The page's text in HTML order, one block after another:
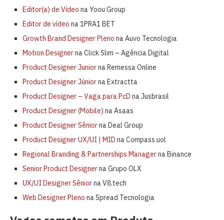
Editor(a) de Vídeo na Yoou Group
Editor de vídeo na 1PRA1 BET
Growth Brand Designer Pleno na Auvo Tecnologia
Motion Designerna Click Slim – Agência Digital
Product Designer Juniorna Remessa Online
Product Designer Júniorna Extractta
Product Designer – Vaga para PcD na Jusbrasil
Product Designer (Mobile) na Asaas
Product Designer Sêniorna Deal Group
Product Designer UX/UI | MID na Compass.uol
Regional Branding & Partnerships Managerna Binance
Senior Product Designerna Grupo OLX
UX/UI Designer Sêniorna V8.tech
Web Designer Pleno na Spread Tecnologia